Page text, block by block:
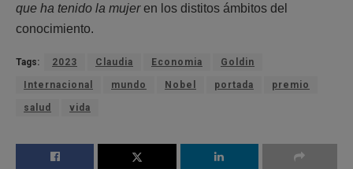
que ha tenido la mujeren los distitos ámbitos del
conocimiento.
Tags: 2023 Claudia Economia Goldin
Internacional mundo Nobel portada premio
salud vida